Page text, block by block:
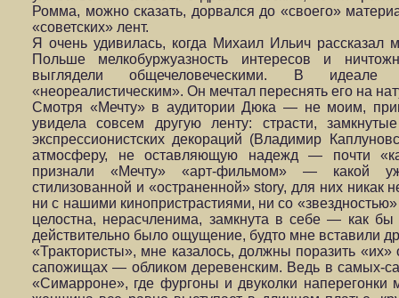
Ромма, можно сказать, дорвался до «своего»
«советских» лент.
Я очень удивилась, когда Михаил Ильич рассказал
Польше мелкобуржуазность интересов и
выглядели общечеловеческими. В
«неореалистическим». Он мечтал переснять его на
Смотря «Мечту» в аудитории Дюка — не моим,
увидела совсем другую ленту: страсти,
экспрессионистских декораций (Владимир
атмосферу, не оставляющую надежд — почти
признали «Мечту» «арт-фильмом» — какой
стилизованной и «остраненной» story, для них никак
ни с нашими кинопристрастиями, ни со
целостна, нерасчленима, замкнута в себе — как бы
действительно было ощущение, будто мне вставили
«Трактористы», мне казалось, должны поразить
сапожищах — обликом деревенским. Ведь в самых-
«Симарроне», где фургоны и двуколки наперегонки